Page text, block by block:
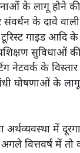
के लागू होने
संवर्धन के दावे
गाइड आदि के
सुविधाओं
नेटवर्क के
घोषणाओं के
में
वित्तवर्ष में तो